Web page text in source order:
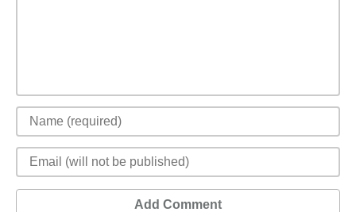
Add Comment